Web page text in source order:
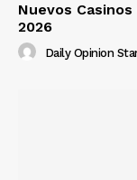
Nuevos
2026
Daily Opinion